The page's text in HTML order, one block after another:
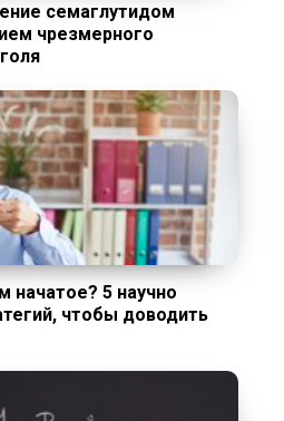
семаглутидом
чрезмерного
5 научно
чтобы доводить